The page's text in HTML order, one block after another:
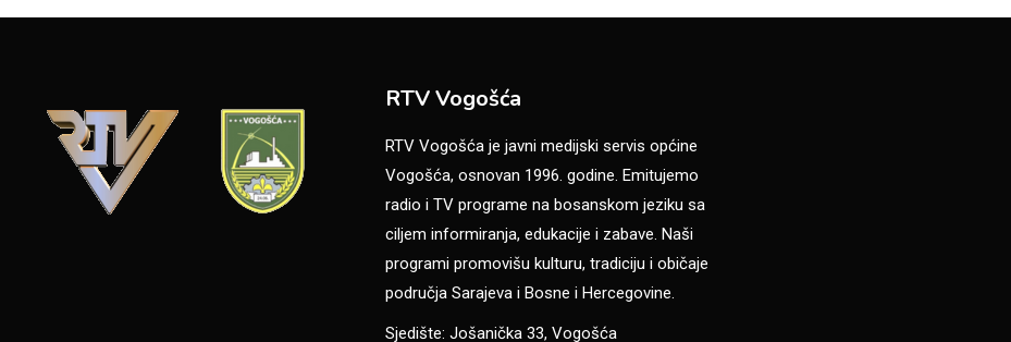
RTV Vogošća
RTV Vogošća je javni medijski servis općine
Vogošća, osnovan 1996. godine. Emitujemo
radio i TV programe na bosanskom jeziku sa
ciljem informiranja, edukacije i zabave. Naši
programi promovišu kulturu, tradiciju i običaje
područja Sarajeva i Bosne i Hercegovine.
Sjedište: Jošanička 33, Vogošća